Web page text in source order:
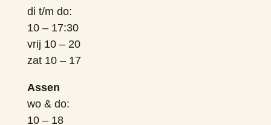
di t/m do:
10 – 17:30
vrij 10 – 20
zat 10 – 17
Assen
wo & do:
10 – 18